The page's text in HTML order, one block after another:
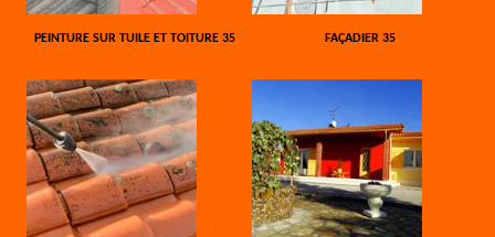
PEINTURE SUR TUILE ET TOITURE 35 FAÇADIER 35